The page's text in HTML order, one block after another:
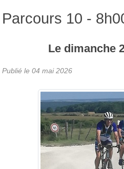
Parcours 10 -
Le dimanche
Publié le 04 mai 2026